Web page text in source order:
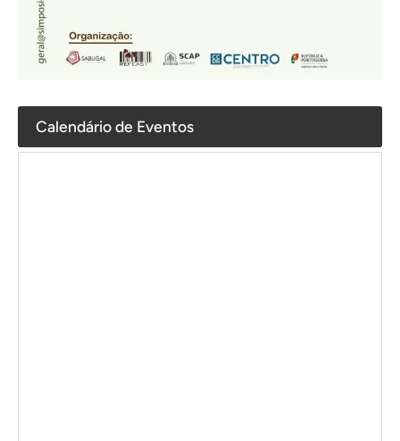
Calendário de Eventos